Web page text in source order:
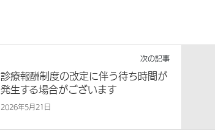
次の記事
診療報酬制度の改定に伴う待ち時間が
発生する場合がございます
2026年5月21日